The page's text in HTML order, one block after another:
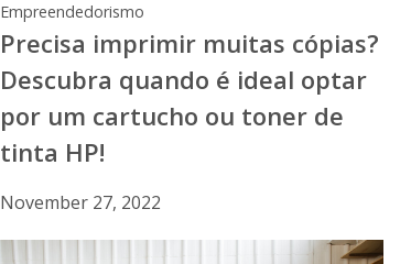
Empreendedorismo
Precisa imprimir muitas cópias?
Descubra quando é ideal optar
por um cartucho ou toner de
tinta HP!
November 27, 2022